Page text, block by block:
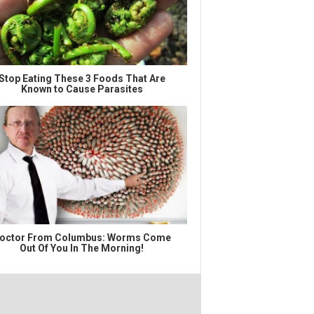
Eating These 3 Foods That Are
Known to Cause Parasites
From Columbus: Worms Come
Out Of You In The Morning!